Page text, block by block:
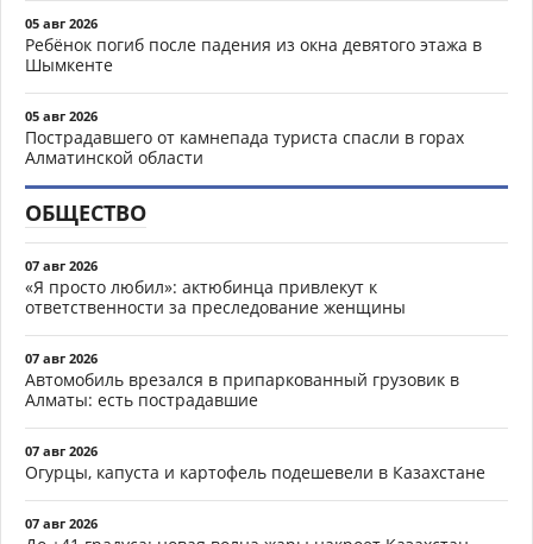
05 авг 2026
Ребёнок погиб после падения из окна девятого этажа в
Шымкенте
05 авг 2026
Пострадавшего от камнепада туриста спасли в горах
Алматинской области
ОБЩЕСТВО
07 авг 2026
«Я просто любил»: актюбинца привлекут к
ответственности за преследование женщины
07 авг 2026
Автомобиль врезался в припаркованный грузовик в
Алматы: есть пострадавшие
07 авг 2026
Огурцы, капуста и картофель подешевели в Казахстане
07 авг 2026